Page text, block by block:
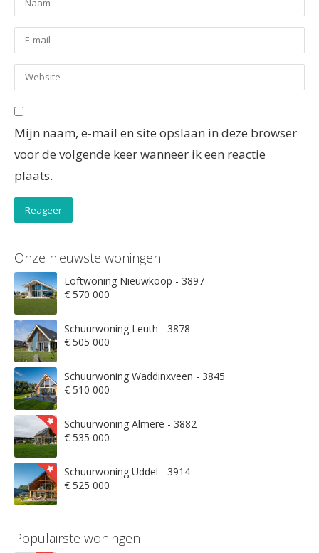
Mijn naam, e-mail en site opslaan in deze browser
voor de volgende keer wanneer ik een reactie
plaats.
Onze nieuwste woningen
Loftwoning Nieuwkoop - 3897
€ 570 000
Schuurwoning Leuth - 3878
€ 505 000
Schuurwoning Waddinxveen - 3845
€ 510 000
Schuurwoning Almere - 3882
€ 535 000
Schuurwoning Uddel - 3914
€ 525 000
Populairste woningen